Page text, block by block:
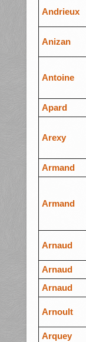
Andrieux
Anizan
Antoine
Apard
Arexy
Armand
Armand
Arnaud
Arnaud
Arnaud
Arnoult
Arquey